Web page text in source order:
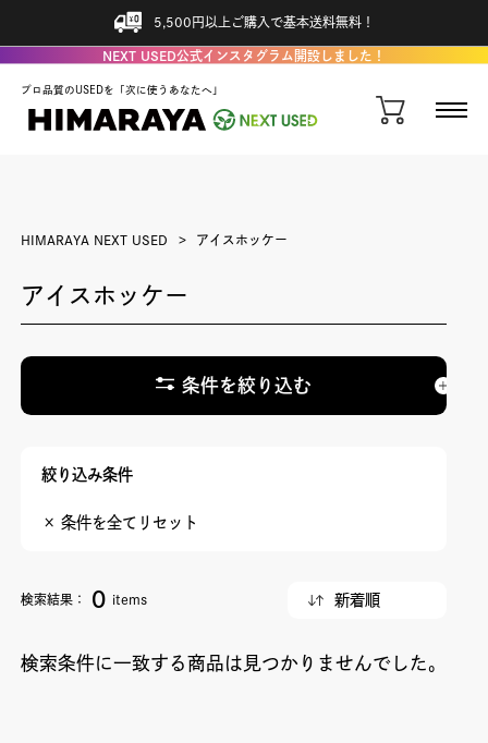
5,500円以上ご購入で基本送料無料！
NEXT USED公式インスタグラム開設しました！
プロ品質のUSEDを「次に使うあなたへ」
HIMARAYA NEXT USED アイスホッケー
アイスホッケー
条件を絞り込む
絞り込み条件
× 条件を全てリセット
検索結果： 0 items
検索条件に一致する商品は見つかりませんでした。